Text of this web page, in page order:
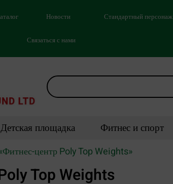
Новости Стандартный персонаж
Связаться с нами
Детская площадка Фитнес и спорт
центр Poly Top Weights»
Top Weights